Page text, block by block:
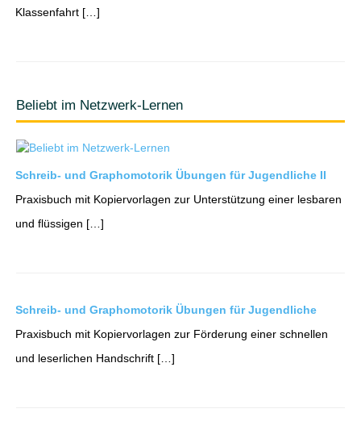
Klassenfahrt […]
Beliebt im Netzwerk-Lernen
Schreib- und Graphomotorik Übungen für Jugendliche II
Praxisbuch mit Kopiervorlagen zur Unterstützung einer lesbaren
und flüssigen […]
Schreib- und Graphomotorik Übungen für Jugendliche
Praxisbuch mit Kopiervorlagen zur Förderung einer schnellen
und leserlichen Handschrift […]